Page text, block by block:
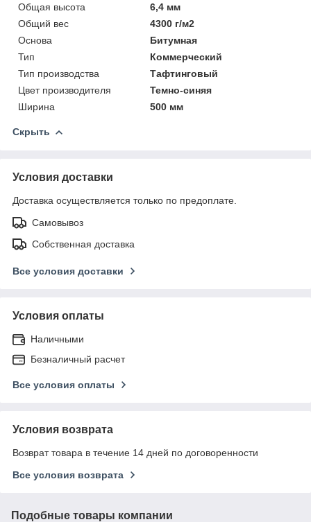
Общая высота
6,4 мм
Общий вес
4300 г/м2
Основа
Битумная
Тип
Коммерческий
Тип производства
Тафтинговый
Цвет производителя
Темно-синяя
Ширина
500 мм
Скрыть
Условия доставки
Доставка осуществляется только по предоплате.
Самовывоз
Собственная доставка
Все условия доставки
Условия оплаты
Наличными
Безналичный расчет
Все условия оплаты
Условия возврата
Возврат товара в течение 14 дней по договоренности
Все условия возврата
Подобные товары компании